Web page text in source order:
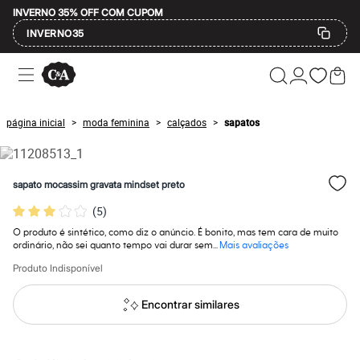
INVERNO 35% OFF COM CUPOM
INVERNO35
Ofertas
Compre por Departamento
Masculino
Infantil
Calçados
Mindse7
Até 20% off
Até 40% off
Até 60% off
A partir de 60% off
Feminino
Em alta
Inverno
Alfaiataria
Novidades
Roupas
página inicial > moda feminina > calçados > sapatos
sapato mocassim gravata mindset preto
(5)
O produto é sintético, como diz o anúncio. É bonito, mas tem cara de muito
ordinário, não sei quanto tempo vai durar sem...Mais avaliações
Produto Indisponível
Encontrar similares